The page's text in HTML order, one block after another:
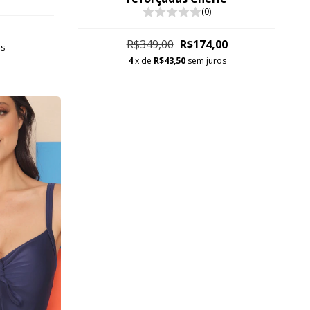
(0)
R$349,00 R$174,00
4x de R$43,50 sem juros